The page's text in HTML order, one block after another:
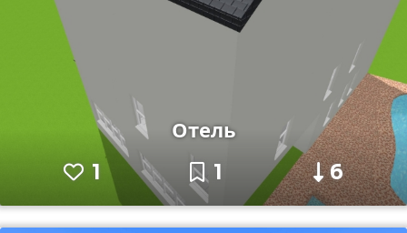
Отель
1
1 6